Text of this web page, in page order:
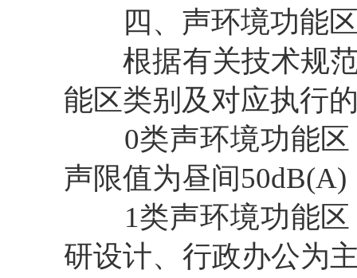
四、声环境功能
根据有关技术规
能区类别及对应执行
0类声环境功能
声限值为昼间
1类声环境功能
研设计、行政办公为